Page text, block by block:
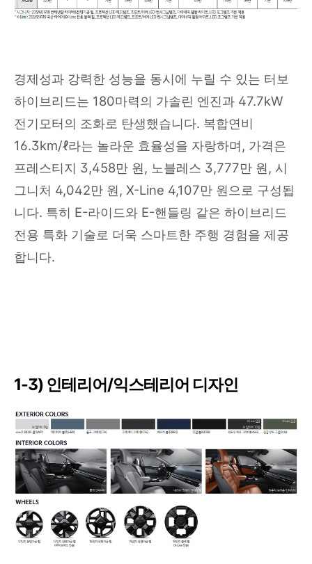
경제성과 강력한 성능을 동시에 누릴 수 있는 터보
하이브리드는 180마력의 가솔린 엔진과 47.7kW
전기모터의 조화로 탄생했습니다. 복합연비
16.3km/ℓ라는 놀라운 효율성을 자랑하며, 가격은
프레스티지 3,458만 원, 노블레스 3,777만 원, 시
그니처 4,042만 원, X-Line 4,107만 원으로 구성됩
니다. 특히 E-라이드와 E-핸들링 같은 하이브리드
전용 특화 기술로 더욱 스마트한 주행 경험을 제공
합니다.
1-3) 인테리어/익스테리어 디자인